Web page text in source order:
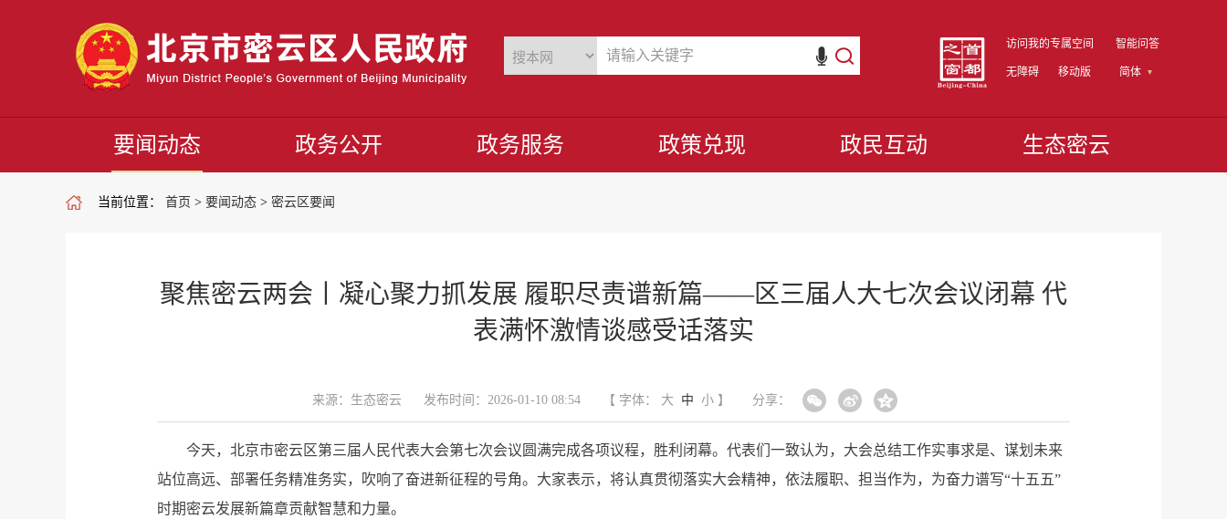
访问我的专属空间 智能问答
无障碍 移动版 简体
要闻动态 政务公开 政务服务 政策兑现 政民互动 生态密云
当前位置： 首页 > 要闻动态 > 密云区要闻
聚焦密云两会丨凝心聚力抓发展 履职尽责谱新篇——区三届人大七次会议闭幕 代
表满怀激情谈感受话落实
来源：生态密云 发布时间：2026-01-10 08:54 【 字体： 大 中 小】 分享：
今天，北京市密云区第三届人民代表大会第七次会议圆满完成各项议程，胜利闭幕。代表们一致认为，大会总结工作实事求是、谋划未来
站位高远、部署任务精准务实，吹响了奋进新征程的号角。大家表示，将认真贯彻落实大会精神，依法履职、担当作为，为奋力谱写“十五五”
时期密云发展新篇章贡献智慧和力量。